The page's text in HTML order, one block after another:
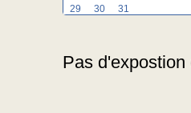
29
30 31
Pas